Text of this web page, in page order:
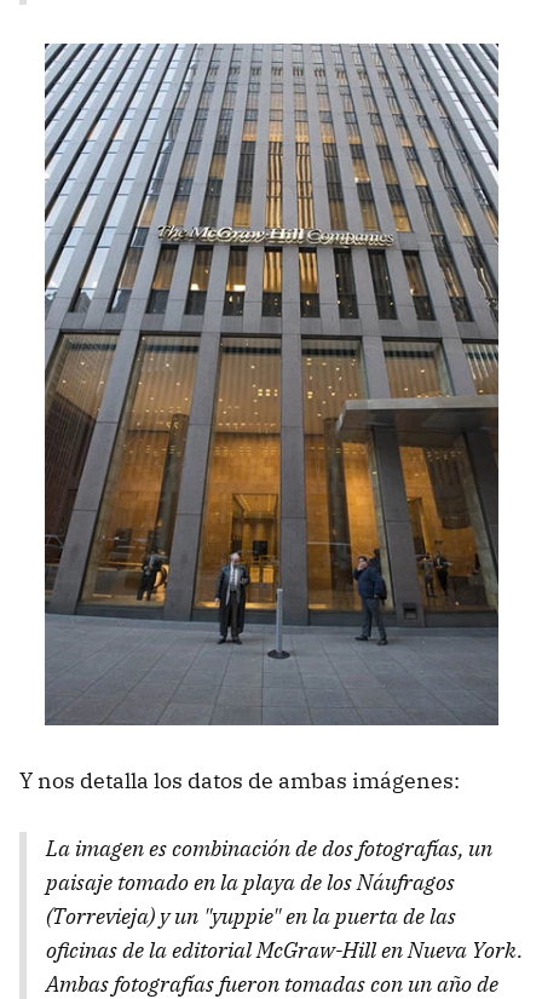
Y nos detalla los datos de ambas imágenes:
La imagen es combinación de dos fotografías, un
paisaje tomado en la playa de los Náufragos
(Torrevieja) y un "yuppie" en la puerta de las
oficinas de la editorial McGraw-Hill en Nueva York.
Ambas fotografías fueron tomadas con un año de